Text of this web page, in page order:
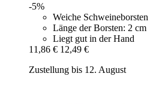
-5%
Weiche Schweineborsten
Länge der Borsten: 2 cm
Liegt gut in der Hand
11,86 € 12,49 €
Zustellung bis 12. August